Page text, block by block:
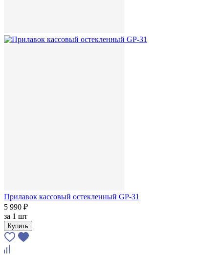
Прилавок кассовый остекленный GP-31
5 990 ₽
за 1 шт
Купить